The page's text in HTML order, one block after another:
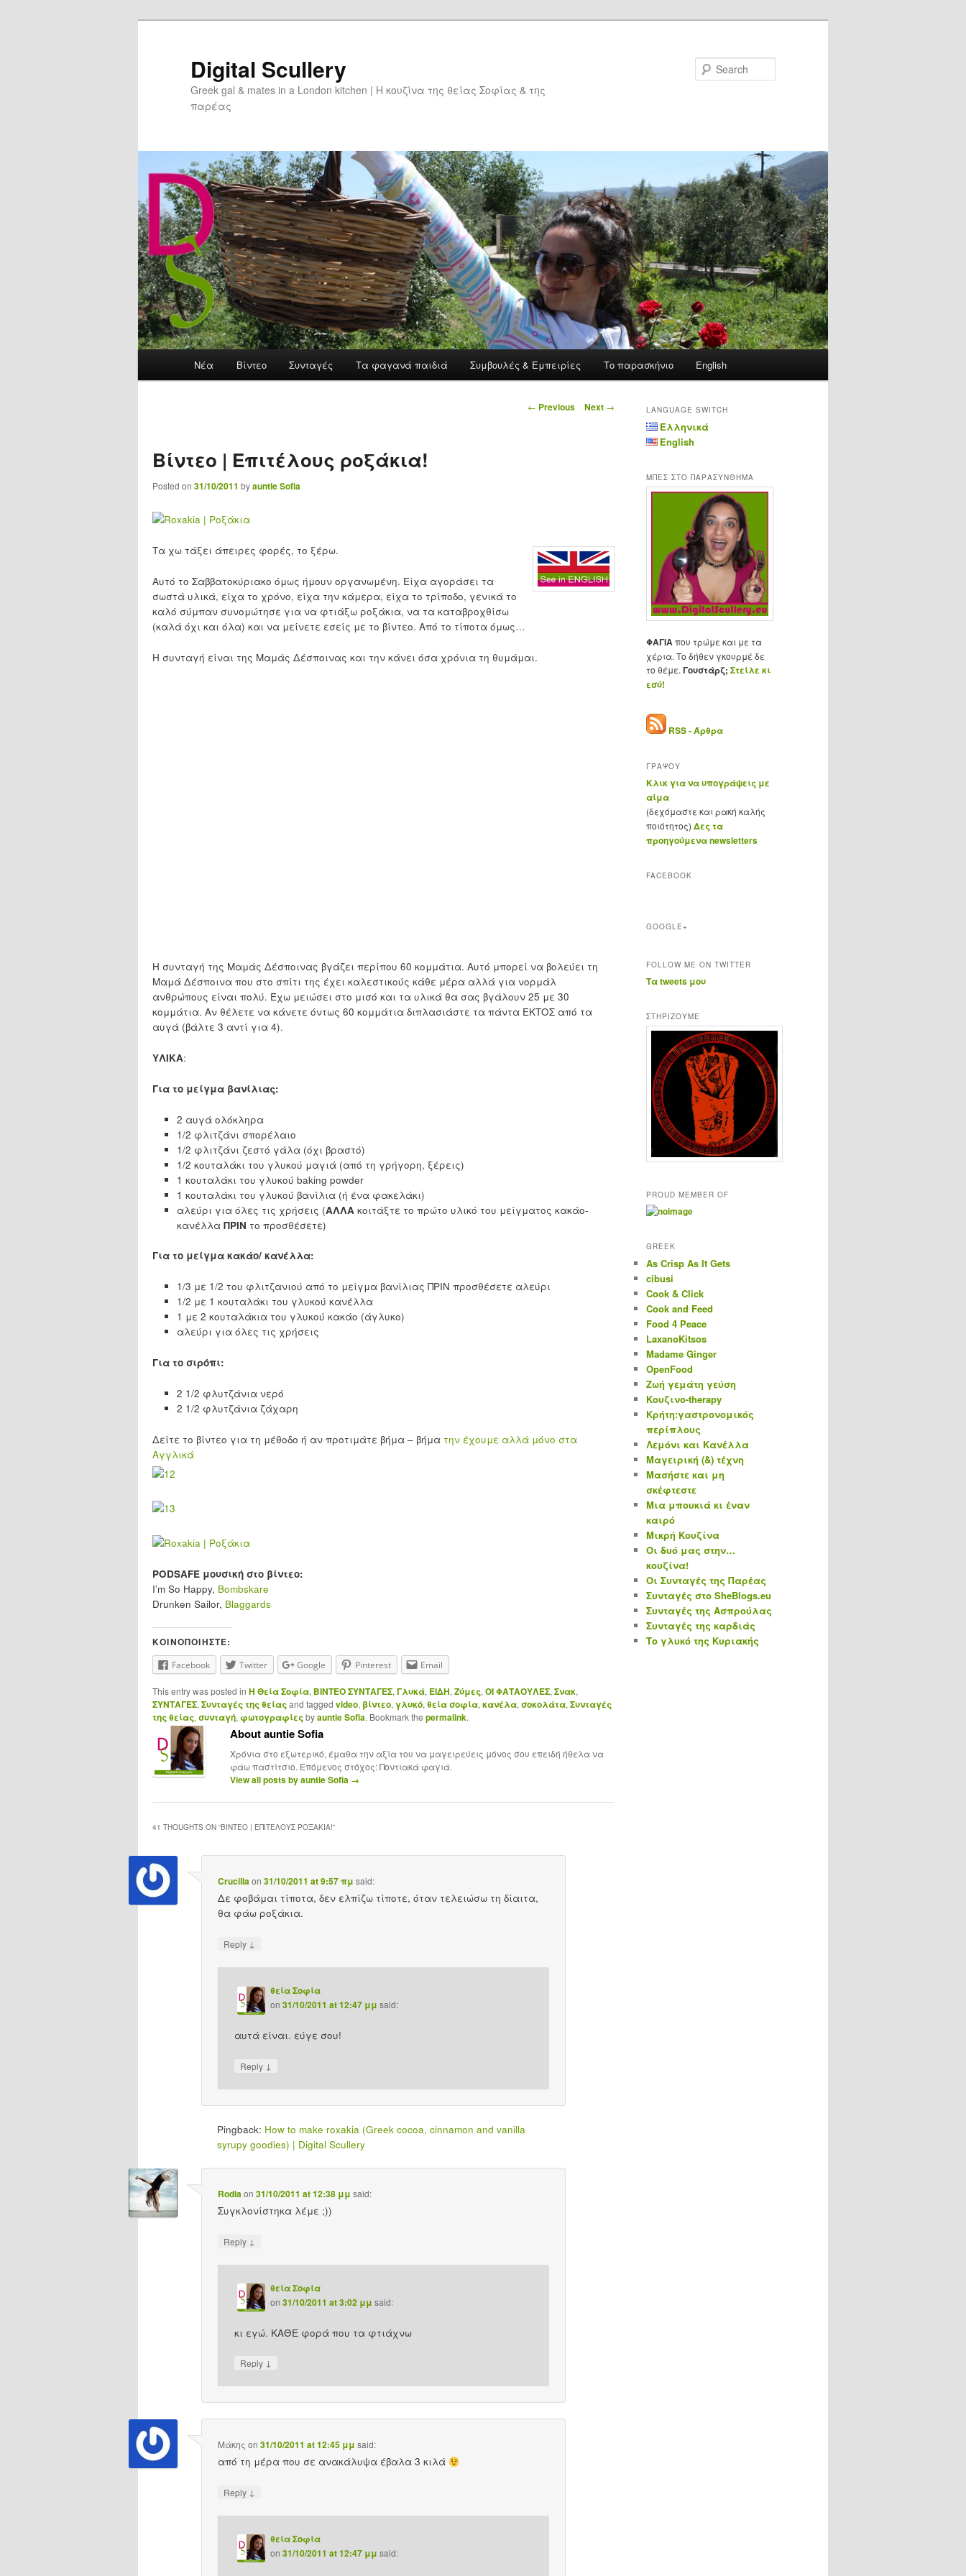
Digital Scullery
Greek gal & mates in a London kitchen | Η κουζίνα της θείας Σοφίας & της
παρέας
Skip to primary content
Νέα Βίντεο Συνταγές Τα φαγανά παιδιά Συμβουλές & Εμπειρίες Το παρασκήνιο English
Post navigation
← Previous Next →
Βίντεο | Επιτέλους ροξάκια!
Posted on 31/10/2011 byauntie Sofia
Τα χω τάξει άπειρες φορές, το ξέρω.
Αυτό το Σαββατοκύριακο όμως ήμουν οργανωμένη. Είχα αγοράσει τα
σωστά υλικά, είχα το χρόνο, είχα την κάμερα, είχα το τρίποδο, γενικά το
καλό σύμπαν συνομώτησε για να φτιάξω ροξάκια, να τα καταβροχθίσω
(καλά όχι και όλα) και να μείνετε εσείς με το βίντεο. Από το τίποτα όμως…
Η συνταγή είναι της Μαμάς Δέσποινας και την κάνει όσα χρόνια τη θυμάμαι.
Η συνταγή της Μαμάς Δέσποινας βγάζει περίπου 60 κομμάτια. Αυτό μπορεί να βολεύει τη
Μαμά Δέσποινα που στο σπίτι της έχει καλεστικούς κάθε μέρα αλλά για νορμάλ
ανθρώπους είναι πολύ. Έχω μειώσει στο μισό και τα υλικά θα σας βγάλουν 25 με 30
κομμάτια. Αν θέλετε να κάνετε όντως 60 κομμάτια διπλασιάστε τα πάντα ΕΚΤΟΣ από τα
αυγά (βάλτε 3 αντί για 4).
ΥΛΙΚΑ:
Για το μείγμα βανίλιας:
2 αυγά ολόκληρα
1/2 φλιτζάνι σπορέλαιο
1/2 φλιτζάνι ζεστό γάλα (όχι βραστό)
1/2 κουταλάκι του γλυκού μαγιά (από τη γρήγορη, ξέρεις)
1 κουταλάκι του γλυκού baking powder
1 κουταλάκι του γλυκού βανίλια (ή ένα φακελάκι)
αλεύρι για όλες τις χρήσεις (ΑΛΛΑ κοιτάξτε το πρώτο υλικό του μείγματος κακάο-
κανέλλα ΠΡΙΝ το προσθέσετε)
Για το μείγμα κακάο/ κανέλλα:
1/3 με 1/2 του φλιτζανιού από το μείγμα βανίλιας ΠΡΙΝ προσθέσετε αλεύρι
1/2 με 1 κουταλάκι του γλυκού κανέλλα
1 με 2 κουταλάκια του γλυκού κακάο (άγλυκο)
αλεύρι για όλες τις χρήσεις
Για το σιρόπι:
2 1/2 φλυτζάνια νερό
2 1/2 φλυτζάνια ζάχαρη
Δείτε το βίντεο για τη μέθοδο ή αν προτιμάτε βήμα – βήμα την έχουμε αλλά μόνο στα
Αγγλικά
PODSAFE μουσική στο βίντεο:
I’m So Happy, Bombskare
Drunken Sailor, Blaggards
ΚΟΙΝΟΠΟΙΉΣΤΕ:
Facebook Twitter Google Pinterest Email
This entry was posted in H Θεία Σοφία, ΒΙΝΤΕΟ ΣΥΝΤΑΓΕΣ, Γλυκά, ΕΙΔΗ, Ζύμες, ΟΙ ΦΑΤΑΟΥΛΕΣ, Σνακ,
ΣΥΝΤΑΓΕΣ, Συνταγές της θείαςand tagged video, βίντεο, γλυκό, θεία σοφία, κανέλα, σοκολάτα, Συνταγές
της θείας, συνταγή, φωτογραφίεςbyauntie Sofia. Bookmark the permalink.
About auntie Sofia
Χρόνια στο εξωτερικό, έμαθα την αξία του να μαγειρεύεις μόνος σου επειδή ήθελα να
φάω παστίτσιο. Επόμενος στόχος: Ποντιακά φαγιά.
View all posts by auntie Sofia →
41 THOUGHTS ON “ΒΊΝΤΕΟ | ΕΠΙΤΈΛΟΥΣ ΡΟΞΆΚΙΑ!”
Crucillaon 31/10/2011 at 9:57 πμ said:
Δε φοβάμαι τίποτα, δεν ελπίζω τίποτε, όταν τελειώσω τη δίαιτα,
θα φάω ροξάκια.
Reply ↓
θεία Σοφία
on 31/10/2011 at 12:47 μμ said:
αυτά είναι. εύγε σου!
Reply ↓
Pingback: How to make roxakia (Greek cocoa, cinnamon and vanilla
syrupy goodies) | Digital Scullery
Rodiaon 31/10/2011 at 12:38 μμ said:
Συγκλονίστηκα λέμε ;))
Reply ↓
θεία Σοφία
on 31/10/2011 at 3:02 μμ said:
κι εγώ. ΚΑΘΕ φορά που τα φτιάχνω
Reply ↓
Μάκης on 31/10/2011 at 12:45 μμ said:
από τη μέρα που σε ανακάλυψα έβαλα 3 κιλά
Reply ↓
θεία Σοφία
on 31/10/2011 at 12:47 μμ said:
LANGUAGE SWITCH
Ελληνικά
English
ΜΠΕΣ ΣΤΟ ΠΑΡΑΣΥΝΘΗΜΑ
ΦΑΓΙΑπου τρώμε και με τα
χέρια. Το δήθεν γκουρμέ δε
το θέμε. Γουστάρζ; Στείλε κι
εσύ!
RSS - Άρθρα
ΓΡΑΨΟΥ
Κλικ για να υπογράψεις με
αίμα
(δεχόμαστε και ρακή καλής
ποιότητος) Δες τα
προηγούμενα newsletters
FACEBOOK
GOOGLE+
FOLLOW ME ON TWITTER
Τα tweets μου
ΣΤΗΡΊΖΟΥΜΕ
PROUD MEMBER OF
GREEK
As Crisp As It Gets
cibusi
Cook & Click
Cook and Feed
Food 4 Peace
LaxanoKitsos
Madame Ginger
OpenFood
Ζωή γεμάτη γεύση
Κουζινο-therapy
Κρήτη:γαστρονομικός
περίπλους
Λεμόνι και Κανέλλα
Μαγειρική (&) τέχνη
Μασήστε και μη
σκέφτεστε
Μια μπουκιά κι έναν
καιρό
Μικρή Κουζίνα
Οι δυό μας στην…
κουζίνα!
Οι Συνταγές της Παρέας
Συνταγές στο SheBlogs.eu
Συνταγές της Ασπρούλας
Συνταγές της καρδιάς
Το γλυκό της Κυριακής